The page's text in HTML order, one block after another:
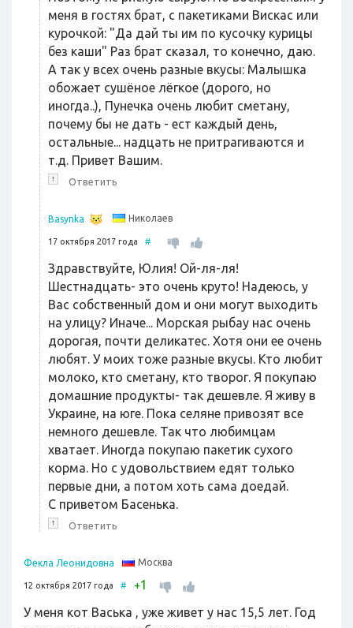
меня в гостях брат, с пакетиками Вискас или
курочкой: "Да дай ты им по кусочку курицы
без каши" Раз брат сказал, то конечно, даю.
А так у всех очень разные вкусы: Малышка
обожает сушёное лёгкое (дорого, но
иногда..), Пунечка очень любит сметану,
почему бы не дать - ест каждый день,
остальные... надцать не притрагиваются и
т.д. Привет Вашим.
↑ Ответить
Basynka Николаев
17 октября 2017 года #
Здравствуйте, Юлия! Ой-ля-ля!
Шестнадцать- это очень круто! Надеюсь, у
Вас собственный дом и они могут выходить
на улицу? Иначе... Морская рыбау нас очень
дорогая, почти деликатес. Хотя они ее очень
любят. У моих тоже разные вкусы. Кто любит
молоко, кто сметану, кто творог. Я покупаю
домашние продукты- так дешевле. Я живу в
Украине, на юге. Пока селяне привозят все
немного дешевле. Так что любимцам
хватает. Иногда покупаю пакетик сухого
корма. Но с удовольствием едят только
первые дни, а потом хоть сама доедай.
С приветом Басенька.
↑ Ответить
Фекла Леонидовна Москва
12 октября 2017 года # +1
У меня кот Васька , уже живет у нас 15,5 лет. Год